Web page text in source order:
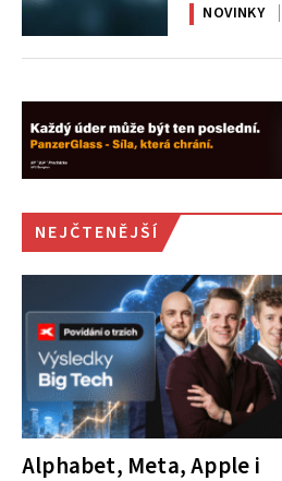
NOVINKY
NEJČTENĚJŠÍ
Alphabet, Meta, Apple i